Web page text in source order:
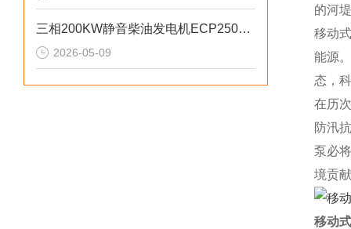
三相200KW静音柴油发电机ECP2500KVA参数介绍
2026-05-09
的河
移动
能源
态，
在历
防汛
泵必
境贡
移动